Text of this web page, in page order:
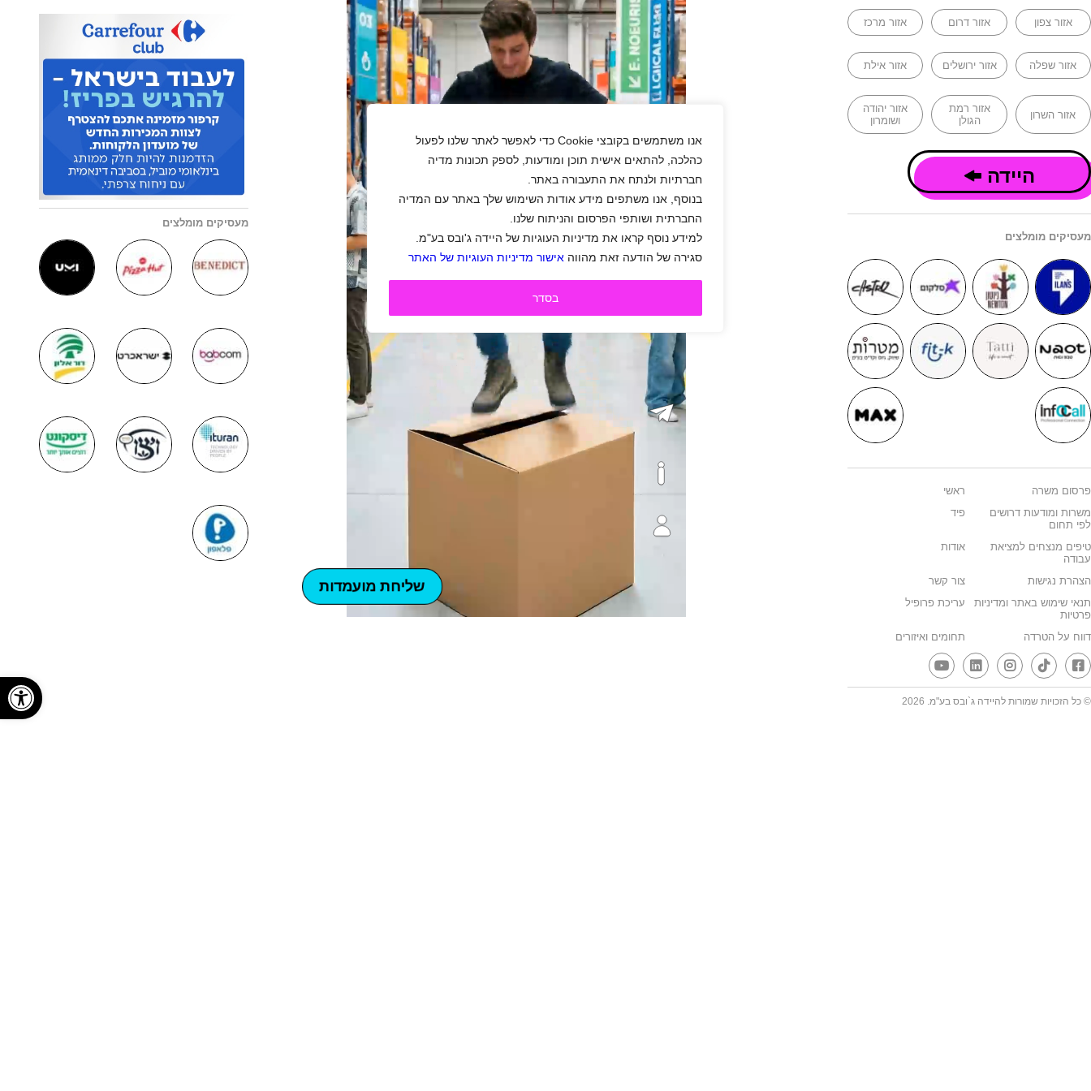
אנו משתמשים בקובצי Cookie כדי לאפשר לאתר שלנו לפעול
כהלכה, להתאים אישית תוכן ומודעות, לספק תכונות מדיה
חברתיות ולנתח את התעבורה באתר.
בנוסף, אנו משתפים מידע אודות השימוש שלך באתר עם המדיה
החברתית ושותפי הפרסום והניתוח שלנו.
למידע נוסף קראו את מדיניות העוגיות של היידה ג'ובס בע"מ.
סגירה של הודעה זאת מהווה אישור מדיניות העוגיות של האתר
בסדר
אזור צפון אזור דרום אזור מרכז
אזור שפלה אזור ירושלים אזור אילת
אזור השרון
אזור רמת
הגולן
אזור יהודה
ושומרון
היידה
מעסיקים מומלצים
פרסום משרה
ראשי
משרות ומודעות דרושים
לפי תחום
פיד
טיפים מנצחים למציאת
עבודה
אודות
הצהרת נגישות
צור קשר
תנאי שימוש באתר ומדיניות
פרטיות
עריכת פרופיל
דווח על הטרדה תחומים ואיזורים
© כל הזכויות שמורות להיידה ג`ובס בע"מ. 2026
שליחת מועמדות
מעסיקים מומלצים